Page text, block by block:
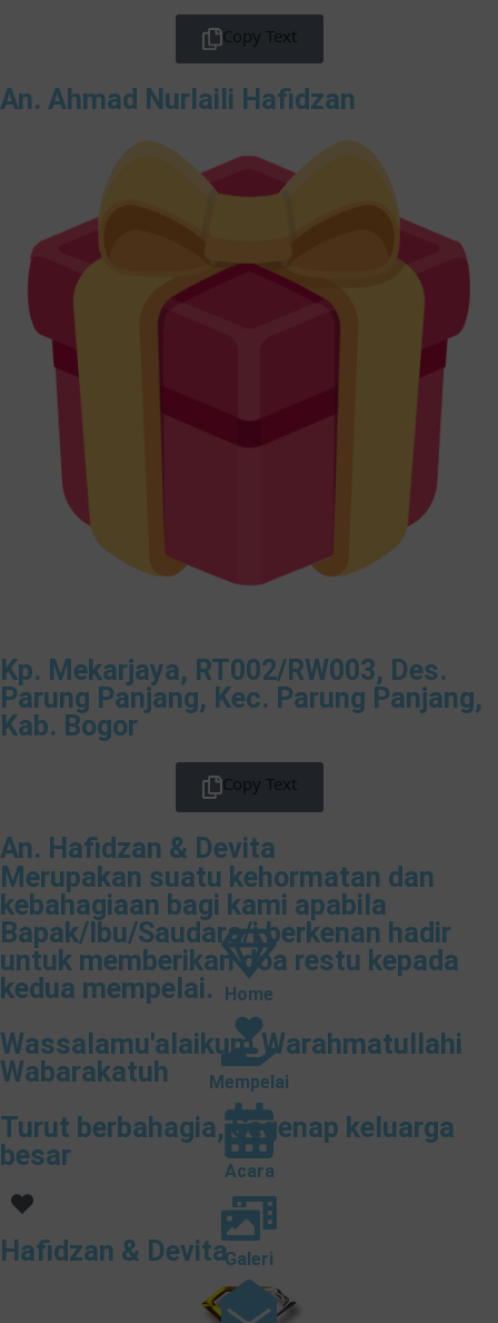
Copy Text
An. Ahmad Nurlaili Hafidzan
Kp. Mekarjaya, RT002/RW003, Des.
Parung Panjang, Kec. Parung Panjang,
Kab. Bogor
Copy Text
An. Hafidzan & Devita
Merupakan suatu kehormatan dan
kebahagiaan bagi kami apabila
Bapak/Ibu/Saudara/i berkenan hadir
untuk memberikan doa restu kepada
kedua mempelai.
Wassalamu'alaikum Warahmatullahi
Wabarakatuh
Turut berbahagia, Segenap keluarga
besar
Hafidzan & Devita
Home
Mempelai
Acara
Galeri